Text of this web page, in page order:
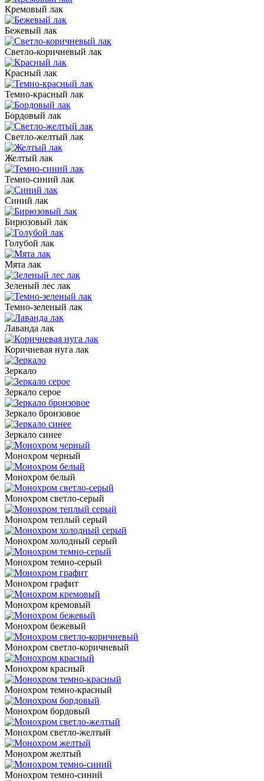
Кремовый лак
Бежевый лак
Светло-коричневый лак
Красный лак
Темно-красный лак
Бордовый лак
Светло-желтый лак
Желтый лак
Темно-синий лак
Синий лак
Бирюзовый лак
Голубой лак
Мята лак
Зеленый лес лак
Темно-зеленый лак
Лаванда лак
Коричневая нуга лак
Зеркало
Зеркало серое
Зеркало бронзовое
Зеркало синее
Монохром черный
Монохром белый
Монохром светло-серый
Монохром теплый серый
Монохром холодный серый
Монохром темно-серый
Монохром графит
Монохром кремовый
Монохром бежевый
Монохром светло-коричневый
Монохром красный
Монохром темно-красный
Монохром бордовый
Монохром светло-желтый
Монохром желтый
Монохром темно-синий